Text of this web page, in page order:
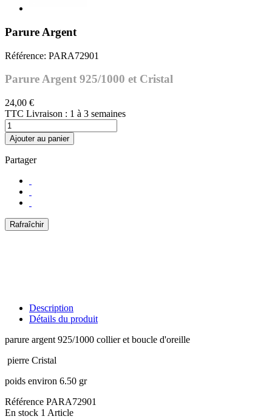
Parure Argent
Référence: PARA72901
Parure Argent 925/1000 et Cristal
24,00 €
TTC Livraison : 1 à 3 semaines
Ajouter au panier
Partager
Description
Détails du produit
parure argent 925/1000 collier et boucle d'oreille
pierre Cristal
poids environ 6.50 gr
Référence PARA72901
En stock 1 Article